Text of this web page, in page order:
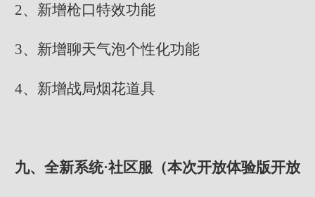
2、新增枪口特效功能
3、新增聊天气泡个性化功能
4、新增战局烟花道具
九、全新系统·社区服（本次开放体验版开放